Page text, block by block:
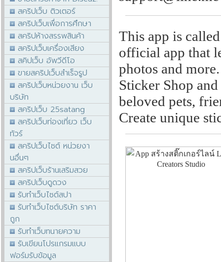
สคริปเว็บ ติวเตอร์
สคริปเว็บเพื่อการศึกษา
สคริปห้างสรรพสินค้า
สคริปเว็บเครื่องเสียง
สคิปเว็บ อัพวีดีโอ
ขายสคริปเว็บสำเร็จรูป
สคริปเว็บหน่วยงาน เว็บ
บริษัท
สคริปเว็บ 25satang
สคริปเว็บท่องเที่ยว เว็บ
ทัวร์
สคริปเว็บไซต์ หน่วยงา
นอื่นๆ
สคริปเว็บร้านเสริมสวย
สคริปเว็บดูดวง
รับทำเว็บไซต์สปา
รับทำเว็บไซต์บริษัท ราคา
ถูก
รับทำเว็บทนายความ
รับเขียนโปรแกรมแบบ
ฟอร์มรับข้อมูล
This app is
official app that
photos and
Sticker Shop
beloved pets,
Create unique